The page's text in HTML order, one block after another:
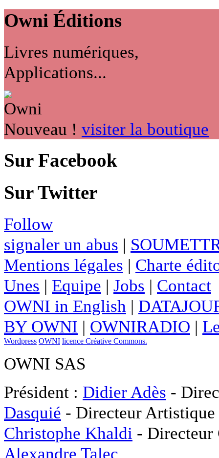
Owni Éditions
Livres numériques,
Applications...
Nouveau ! visiter la boutique
Sur Facebook
Sur Twitter
Follow
signaler un abus |
Mentions légales | Charte
Unes | Equipe | Jobs | Contact
OWNI in English |
BY OWNI | OWNIRADIO |
Wordpress OWNI licence Créative Commons.
OWNI SAS
Président : Didier Adès -
Dasquié - Directeur
Christophe Khaldi -
Alexandre Talec